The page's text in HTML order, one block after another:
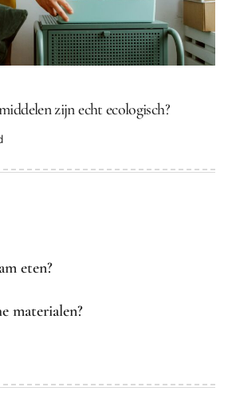
zijn echt ecologisch?
eten?
materialen?